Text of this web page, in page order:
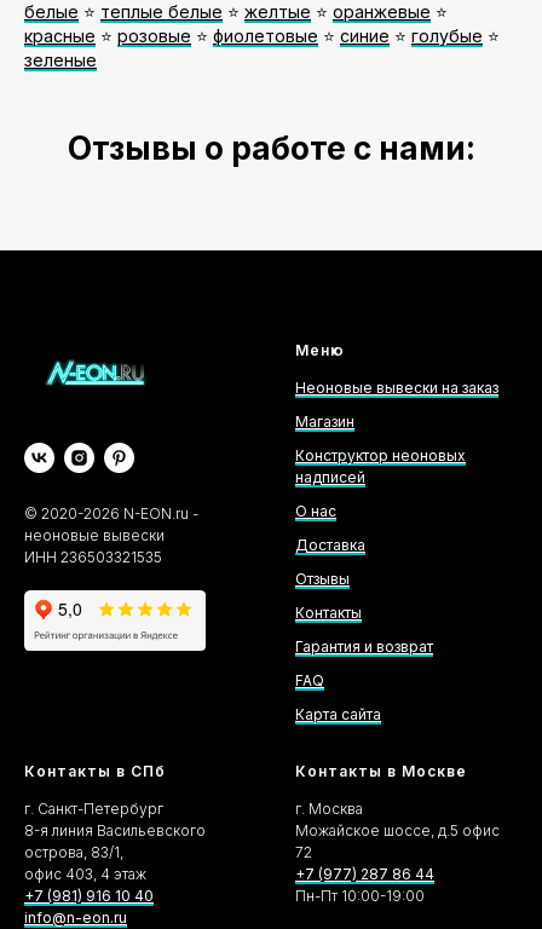
белые ⭐️ теплые белые ⭐️ желтые ⭐️ оранжевые ⭐️
красные ⭐️ розовые ⭐️ фиолетовые ⭐️ синие ⭐️ голубые ⭐️
зеленые
Отзывы о работе с нами:
© 2020-2026 N-EON.ru -
неоновые вывески
ИНН 236503321535
Меню
Неоновые вывески на заказ
Магазин
Конструктор неоновых
надписей
О нас
Доставка
Отзывы
Контакты
Гарантия и возврат
FAQ
Карта сайта
Контакты в СПб
г. Санкт-Петербург
8-я линия Васильевского
острова, 83/1,
офис 403, 4 этаж
+7 (981) 916 10 40
info@n-eon.ru
Контакты в Москве
г. Москва
Можайское шоссе, д.5 офис
72
+7 (977) 287 86 44
Пн-Пт 10:00-19:00